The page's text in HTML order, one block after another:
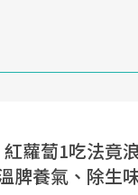
蘿蔔1吃法竟
脾養氣、除生
面對超高齡
向「健康照
2025年，就
康新生活」